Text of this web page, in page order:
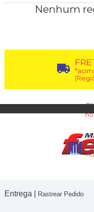
Nenhum
Entrega | Rastrear Pedido